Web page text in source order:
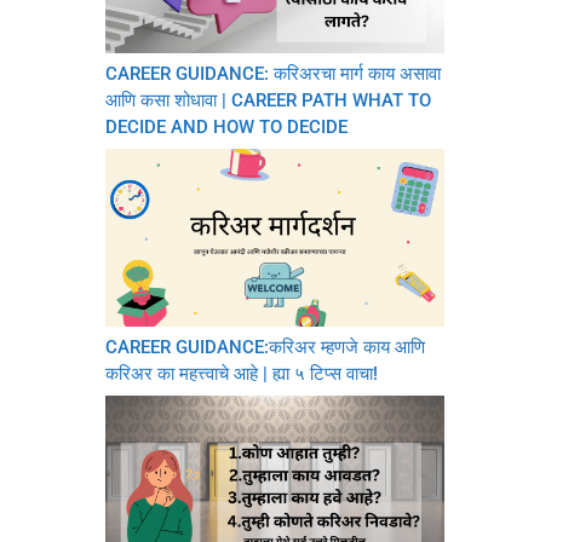
CAREER GUIDANCE: करिअरचा मार्ग काय असावा
आणि कसा शोधावा | CAREER PATH WHAT TO
DECIDE AND HOW TO DECIDE
CAREER GUIDANCE:करिअर म्हणजे काय आणि
करिअर का महत्त्वाचे आहे | ह्या ५ टिप्स वाचा!